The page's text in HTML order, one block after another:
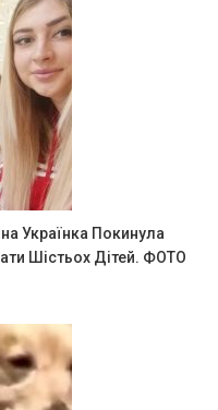
Українка Покинула
Шістьох Дітей. ФОТО